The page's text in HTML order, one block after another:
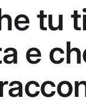
tu
e